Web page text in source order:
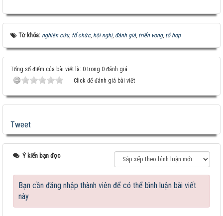
Từ khóa: nghiên cứu, tổ chức, hội nghị, đánh giá, triển vọng, tổ hợp
Tổng số điểm của bài viết là: 0 trong 0 đánh giá
Click để đánh giá bài viết
Tweet
Ý kiến bạn đọc
Bạn cần đăng nhập thành viên để có thể bình luận bài viết
này